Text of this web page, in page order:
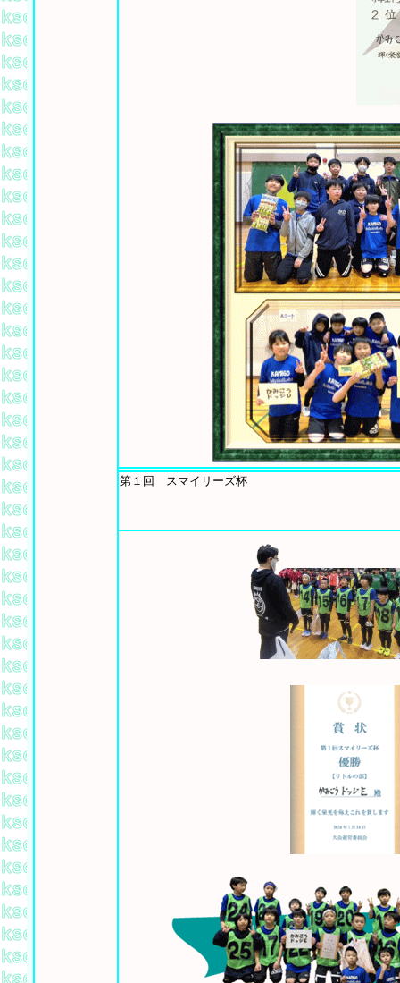
第１回 スマイリーズ杯